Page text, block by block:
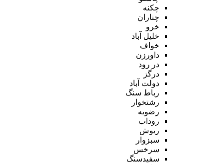
چکنه
چناران
خرو
خلیل آباد
خواف
داورزن
در رود
درگز
دولت آباد
رباط سنگ
رشتخوار
رضویه
روداب
ریوش
سبزوار
سرخس
سفیدسنگ